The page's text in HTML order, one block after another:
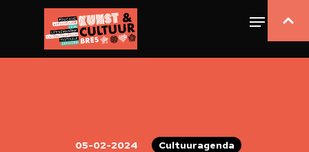
05-02-2024
Cultuuragenda